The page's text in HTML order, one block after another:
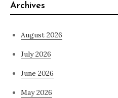
Archives
August 2026
July 2026
June 2026
May 2026